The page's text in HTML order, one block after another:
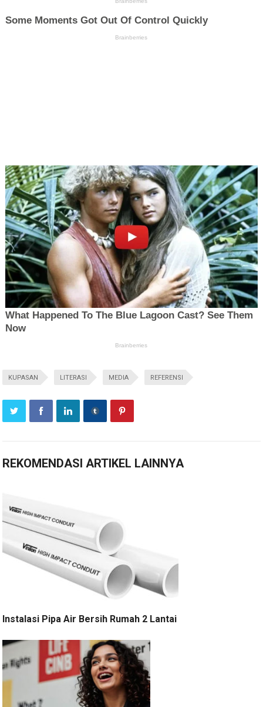
KUPASAN LITERASI MEDIA REFERENSI
REKOMENDASI ARTIKEL LAINNYA
Instalasi Pipa Air Bersih Rumah 2 Lantai